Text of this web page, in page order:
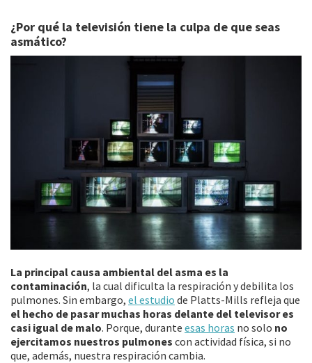
¿Por qué la televisión tiene la culpa de que seas
asmático?
La principal causa ambiental del asma es la
contaminación, la cual dificulta la respiración y debilita los
pulmones. Sin embargo, el estudio de Platts-Mills refleja que
el hecho de pasar muchas horas delante del televisor es
casi igual de malo. Porque, durante esas horas no solo no
ejercitamos nuestros pulmones con actividad física, si no
que, además, nuestra respiración cambia.